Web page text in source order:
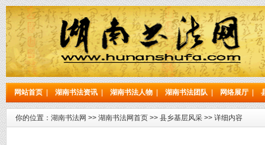
网站首页 湖南书法资讯 湖南书法人物 湖南书法团队 网络展厅
你的位置： 湖南书法网 >> 湖南书法网首页 >> 县乡基层风采 >> 详细内容